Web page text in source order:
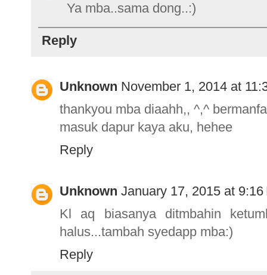
Ya mba..sama dong..:)
Reply
Unknown November 1, 2014 at
thankyou mba diaahh,, ^,^
masuk dapur kaya aku, hehee
Reply
Unknown January 17, 2015 at 9:16
Kl aq biasanya ditmbahin
halus...tambah syedapp mba:)
Reply